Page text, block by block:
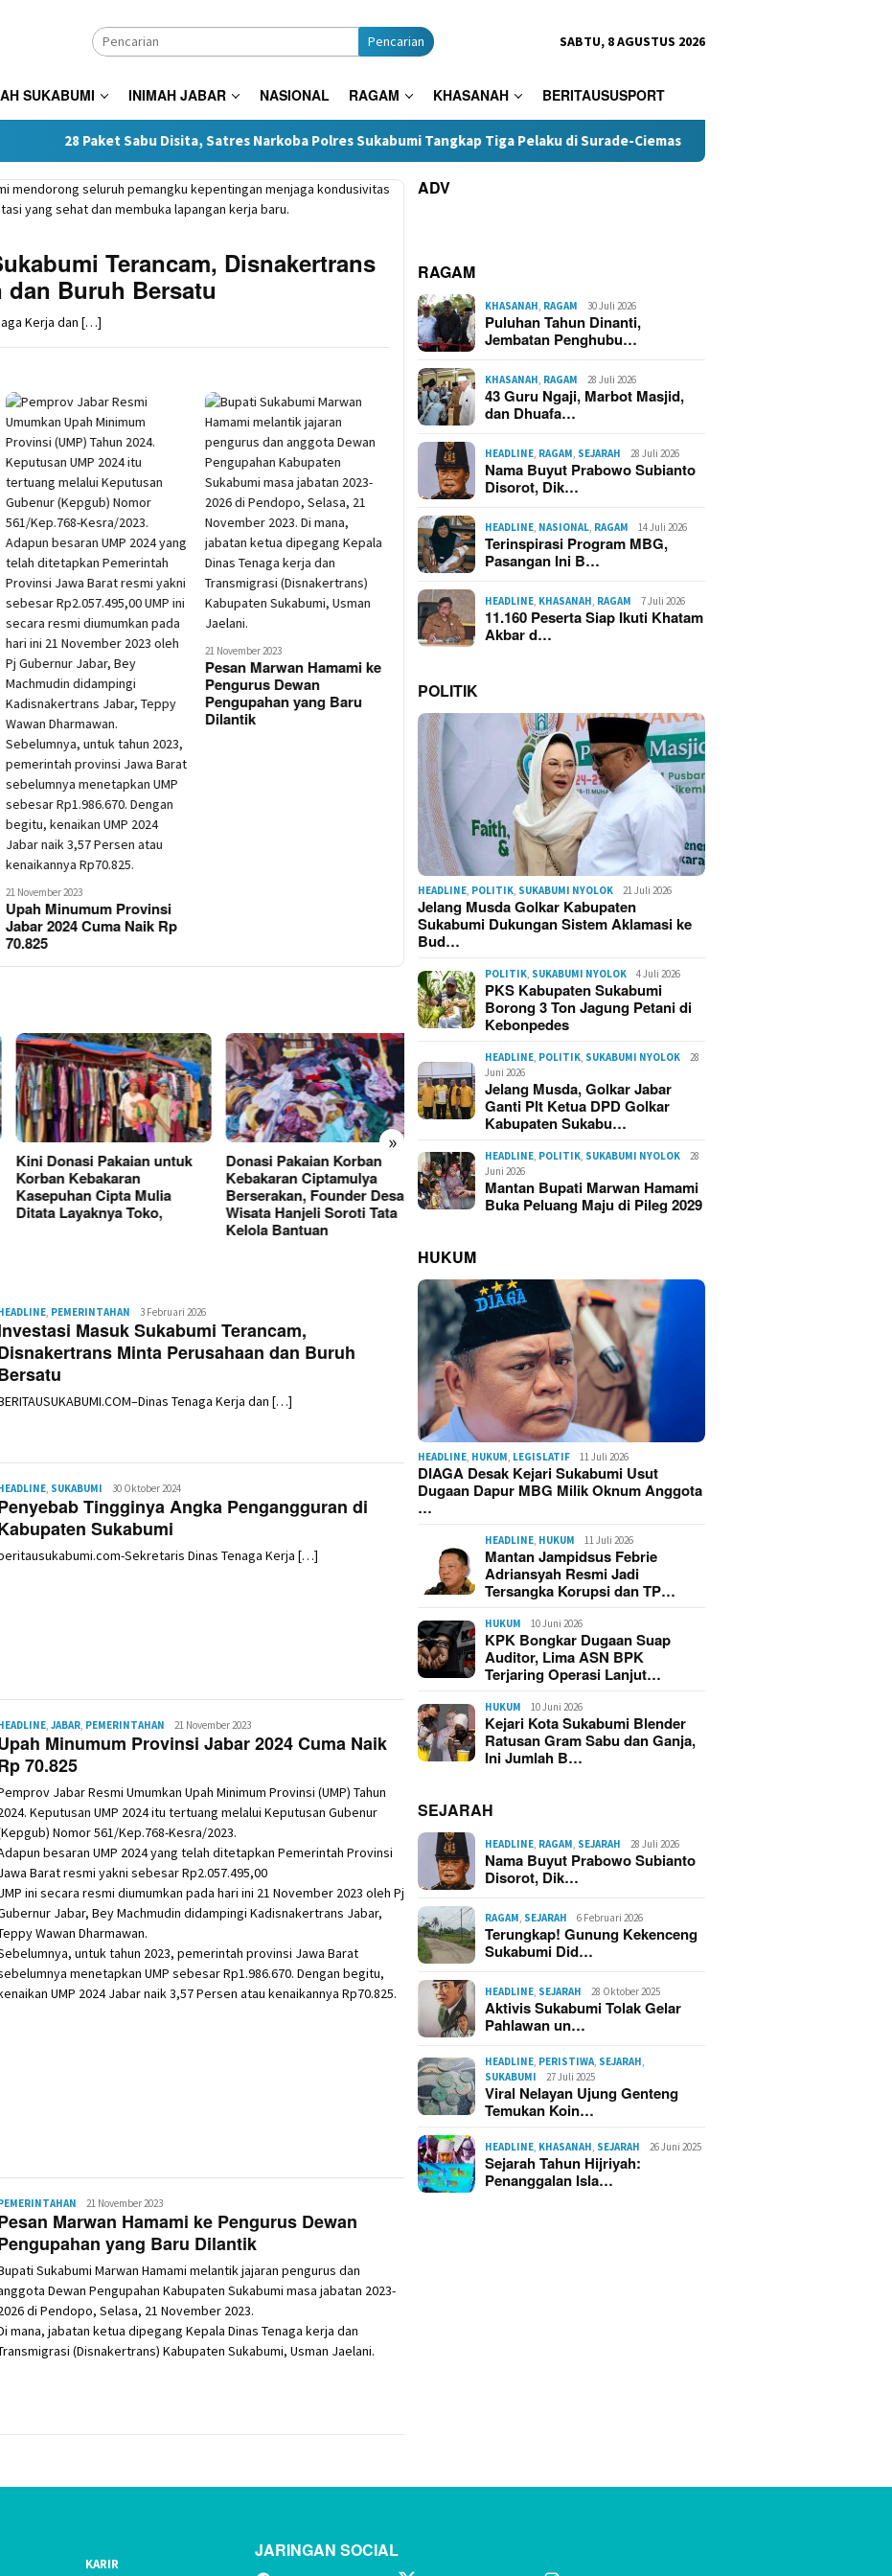
Pencarian SABTU, 8 AGUSTUS 2026
SUKABUMI INIMAH JABAR NASIONAL RAGAM KHASANAH BERITAUSUSPORT
Paket Sabu Disita, Satres Narkoba Polres Sukabumi Tangkap Tiga Pelaku di Surade-Ciemas Terungkap, Kades Tamanjaya
Terancam, Disnakertrans
dan Buruh Bersatu
Kerja dan […]
21 November 2023
Upah Minumum Provinsi
Jabar 2024 Cuma Naik Rp
70.825
21 November 2023
Pesan Marwan Hamami ke
Pengurus Dewan
Pengupahan yang Baru
Dilantik
»
Kini Donasi Pakaian untuk
Korban Kebakaran
Kasepuhan Cipta Mulia
Ditata Layaknya Toko,
Donasi Pakaian Korban
Kebakaran Ciptamulya
Berserakan, Founder Desa
Wisata Hanjeli Soroti Tata
Kelola Bantuan
Kebakaran Kampung Adat
Ciptamulya Sukabumi
Hanguskan Puluhan Rumah,
Kerugian Capai Rp2,5 Miliar
Korsleting Listrik Diduga
Picu Kebakaran Hebat di
Kasepuhan Cipta Mulya
Sukabumi, 70 Rumah dan
, PEMERINTAHAN Redaksi
3 Februari 2026
Masuk Sukabumi Terancam,
Minta Perusahaan dan Buruh
Tenaga Kerja dan […]
, SUKABUMI Redaksi
30 Oktober 2024
Tingginya Angka Pengangguran di
Sukabumi
Sekretaris Dinas Tenaga Kerja […]
, JABAR, PEMERINTAHAN Redaksi
21 November 2023
Minumum Provinsi Jabar 2024 Cuma Naik
70.825
Jabar Resmi Umumkan Upah Minimum Provinsi (UMP) Tahun
Keputusan UMP 2024 itu tertuang melalui Keputusan Gubenur
Nomor 561/Kep.768-Kesra/2023.
besaran UMP 2024 yang telah ditetapkan Pemerintah Provinsi
Barat resmi yakni sebesar Rp2.057.495,00
ini secara resmi diumumkan pada hari ini 21 November 2023 oleh Pj
Jabar, Bey Machmudin didampingi Kadisnakertrans Jabar,
Wawan Dharmawan.
untuk tahun 2023, pemerintah provinsi Jawa Barat
menetapkan UMP sebesar Rp1.986.670. Dengan begitu,
UMP 2024 Jabar naik 3,57 Persen atau kenaikannya Rp70.825.
Redaksi
21 November 2023
Marwan Hamami ke Pengurus Dewan
yang Baru Dilantik
Sukabumi Marwan Hamami melantik jajaran pengurus dan
Dewan Pengupahan Kabupaten Sukabumi masa jabatan 2023-
di Pendopo, Selasa, 21 November 2023.
mana, jabatan ketua dipegang Kepala Dinas Tenaga kerja dan
(Disnakertrans) Kabupaten Sukabumi, Usman Jaelani.
ADV
RAGAM
KHASANAH, RAGAM 30 Juli 2026
Puluhan Tahun Dinanti,
Jembatan Penghubu…
KHASANAH, RAGAM 28 Juli 2026
43 Guru Ngaji, Marbot Masjid,
dan Dhuafa…
HEADLINE, RAGAM, SEJARAH 28 Juli 2026
Nama Buyut Prabowo Subianto
Disorot, Dik…
HEADLINE, NASIONAL, RAGAM 14 Juli 2026
Terinspirasi Program MBG,
Pasangan Ini B…
HEADLINE, KHASANAH, RAGAM 7 Juli 2026
11.160 Peserta Siap Ikuti Khatam
Akbar d…
POLITIK
HEADLINE POLITIK SUKABUMI NYOLOK 21 Juli 2026
Jelang Musda Golkar Kabupaten
Sukabumi Dukungan Sistem Aklamasi ke
Bud…
POLITIK SUKABUMI NYOLOK 4 Juli 2026
PKS Kabupaten Sukabumi
Borong 3 Ton Jagung Petani di
Kebonpedes
HEADLINE POLITIK SUKABUMI NYOLOK
28
Juni 2026
Jelang Musda, Golkar Jabar
Ganti Plt Ketua DPD Golkar
Kabupaten Sukabu…
HEADLINE POLITIK SUKABUMI NYOLOK
28
Juni 2026
Mantan Bupati Marwan Hamami
Buka Peluang Maju di Pileg 2029
HUKUM
HEADLINE HUKUM LEGISLATIF 11 Juli 2026
DIAGA Desak Kejari Sukabumi Usut
Dugaan Dapur MBG Milik Oknum Anggota
…
HEADLINE HUKUM 11 Juli 2026
Mantan Jampidsus Febrie
Adriansyah Resmi Jadi
Tersangka Korupsi dan TP…
HUKUM 10 Juni 2026
KPK Bongkar Dugaan Suap
Auditor, Lima ASN BPK
Terjaring Operasi Lanjut…
HUKUM 10 Juni 2026
Kejari Kota Sukabumi Blender
Ratusan Gram Sabu dan Ganja,
Ini Jumlah B…
SEJARAH
HEADLINE RAGAM SEJARAH 28 Juli 2026
Nama Buyut Prabowo Subianto
Disorot, Dik…
RAGAM SEJARAH 6 Februari 2026
Terungkap! Gunung Kekenceng
Sukabumi Did…
HEADLINE SEJARAH 28 Oktober 2025
Aktivis Sukabumi Tolak Gelar
Pahlawan un…
HEADLINE PERISTIWA SEJARAH
SUKABUMI
27 Juli 2025
Viral Nelayan Ujung Genteng
Temukan Koin…
HEADLINE KHASANAH SEJARAH 26 Juni 2025
Sejarah Tahun Hijriyah:
Penanggalan Isla…
KARIR
JARINGAN SOCIAL